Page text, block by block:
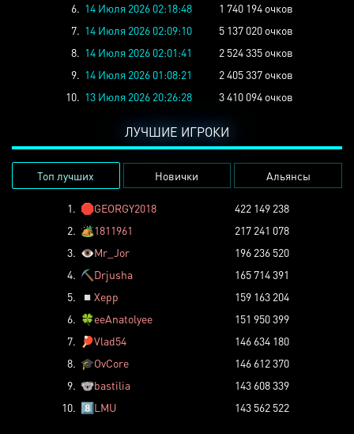
6. 14 Июля 2026 02:18:48
1 740 194 очков
7. 14 Июля 2026 02:09:10
5 137 020 очков
8. 14 Июля 2026 02:01:41
2 524 335 очков
9. 14 Июля 2026 01:08:21
2 405 337 очков
10. 13 Июля 2026 20:26:28 3 410 094 очков
ЛУЧШИЕ ИГРОКИ
Топ лучших Новички Альянсы
1. 🛑GEORGY2018
422 149 238
2. 🏕️1811961
217 241 078
3. 👁️Mr_Jor
196 236 520
4. ⛏️ Drjusha
165 714 391
5.
◽ Xepp
159 163 204
6. 🍀eeAnatolyee
151 950 399
7.
🏓Vlad54
146 634 180
8. 🎓OvCore
146 612 370
9. 🐨bastilia
143 608 339
10. 8️⃣LMU 143 562 522